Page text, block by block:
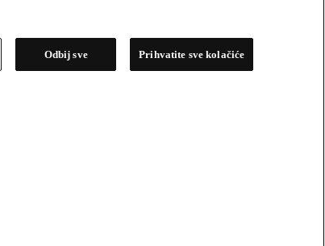
Odbij sve Prihvatite sve kolačiće